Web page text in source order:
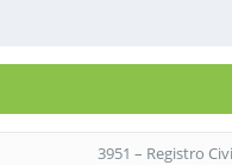
3951 – Registro